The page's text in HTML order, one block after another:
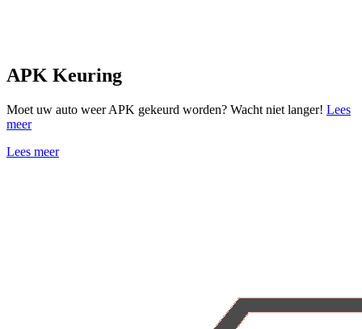
APK Keuring
Moet uw auto weer APK gekeurd worden? Wacht niet langer! Lees
meer
Lees meer